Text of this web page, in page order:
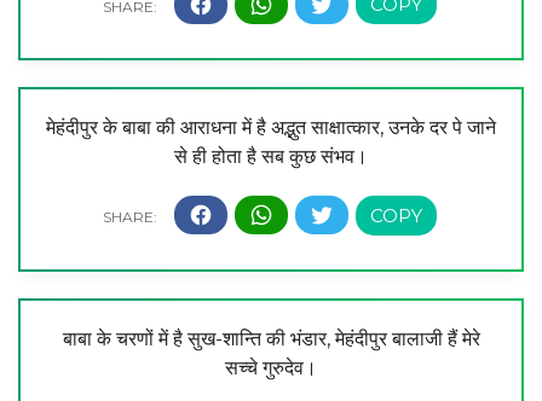
मेहंदीपुर के बाबा की आराधना में है अद्भुत साक्षात्कार, उनके दर पे जाने
से ही होता है सब कुछ संभव।
बाबा के चरणों में है सुख-शान्ति की भंडार, मेहंदीपुर बालाजी हैं मेरे
सच्चे गुरुदेव।